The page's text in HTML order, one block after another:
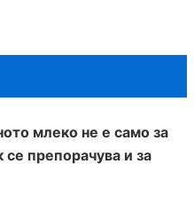
млеко не е само за
се препорачува и за